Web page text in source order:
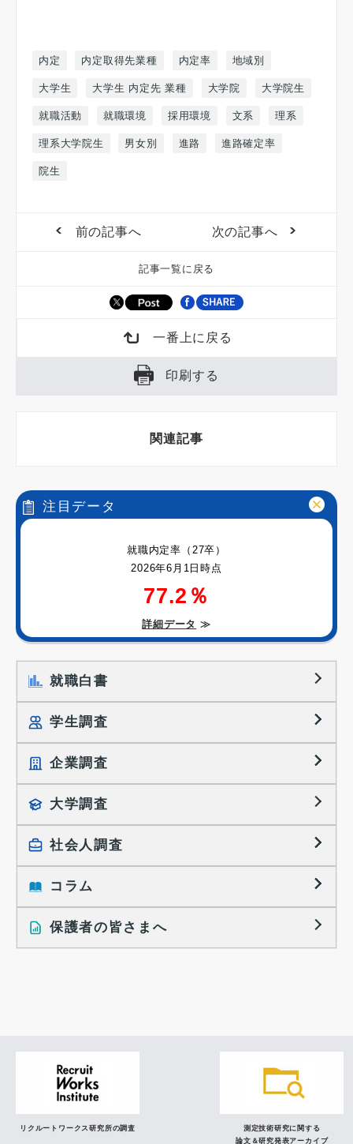
内定 内定取得先業種 内定率 地域別
大学生 大学生 内定先 業種 大学院 大学院生
就職活動 就職環境 採用環境 文系 理系
理系大学院生 男女別 進路 進路確定率
院生
前の記事へ 次の記事へ
記事一覧に戻る
一番上に戻る
印刷する
関連記事
注目データ
就職内定率（27卒）
2026年6月1日時点
77.2％
詳細データ ≫
就職白書
学生調査
就職プロセス調査
就職活動TOPICS
大学生の実態調査
働きたい組織の特徴
大学生の地域間移動レポート
就職活動に関するレポート
企業調査
採用に関する調査
採用活動に関するレポート
大学調査
社会人調査
就職活動と入社後の就業
就業レディネス研究
コラム
インタビュー記事
保護者の皆さまへ
リクルートワークス研究所の調査
測定技術研究に関する
論文＆研究発表アーカイブ